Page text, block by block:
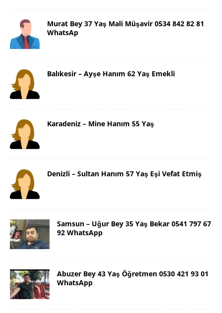
Murat Bey 37 Yaş Mali Müşavir 0534 842 82 81
WhatsAp
Balıkesir – Ayşe Hanım 62 Yaş Emekli
Karadeniz – Mine Hanım 55 Yaş
Denizli – Sultan Hanım 57 Yaş Eşi Vefat Etmiş
Samsun – Uğur Bey 35 Yaş Bekar 0541 797 67
92 WhatsApp
Abuzer Bey 43 Yaş Öğretmen 0530 421 93 01
WhatsApp